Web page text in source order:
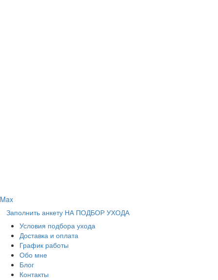
Max
Заполнить анкету НА ПОДБОР УХОДА
Условия подбора ухода
Доставка и оплата
График работы
Обо мне
Блог
Контакты